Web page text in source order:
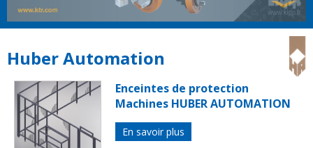
Huber Automation
Enceintes de protection
Machines HUBER AUTOMATION
En savoir plus